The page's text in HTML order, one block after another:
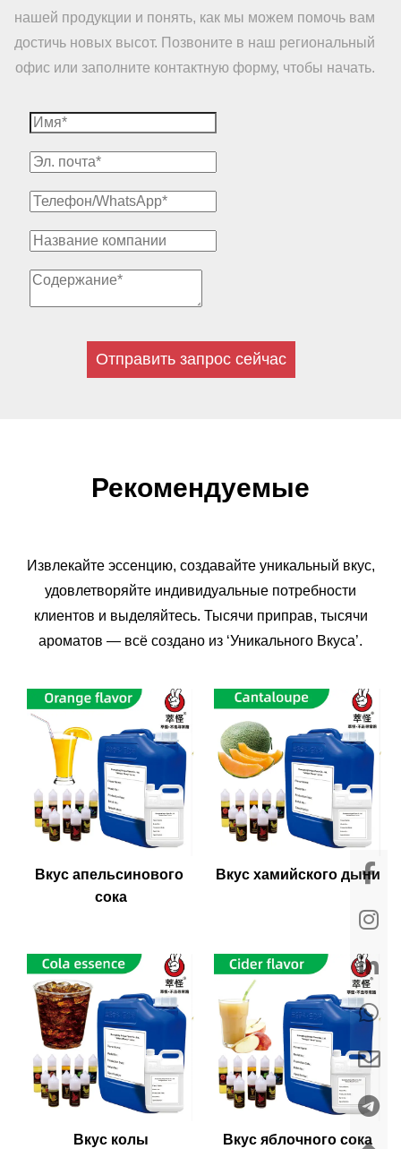
нашей продукции и понять, как мы можем помочь вам
достичь новых высот. Позвоните в наш региональный
офис или заполните контактную форму, чтобы начать.
Отправить запрос сейчас
Рекомендуемые
Извлекайте эссенцию, создавайте уникальный вкус,
удовлетворяйте индивидуальные потребности
клиентов и выделяйтесь. Тысячи приправ, тысячи
ароматов — всё создано из ‘Уникального Вкуса’.
Вкус апельсинового
сока
Вкус хамийского дыни
Вкус колы Вкус яблочного сока